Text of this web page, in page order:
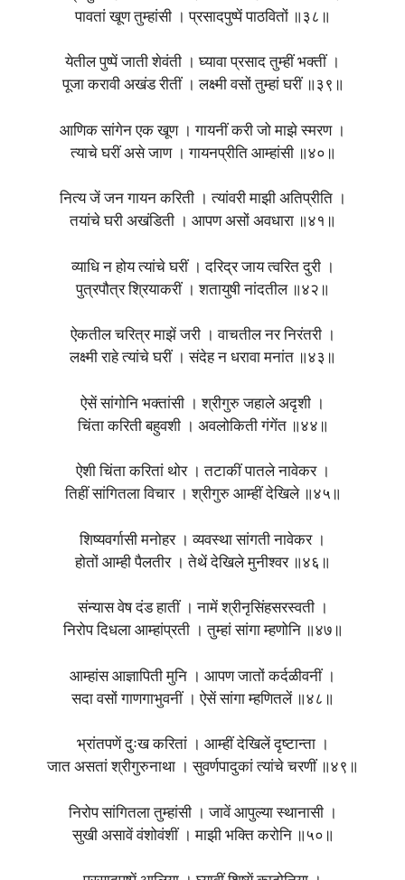
पावतां खूण तुम्हांसी । प्रसादपुष्पें पाठवितों ॥३८॥
येतील पुष्पें जाती शेवंती । घ्यावा प्रसाद तुम्हीं भक्तीं ।
पूजा करावी अखंड रीतीं । लक्ष्मी वसों तुम्हां घरीं ॥३९॥
आणिक सांगेन एक खूण । गायनीं करी जो माझे स्मरण ।
त्याचे घरीं असे जाण । गायनप्रीति आम्हांसी ॥४०॥
नित्य जें जन गायन करिती । त्यांवरी माझी अतिप्रीति ।
तयांचे घरी अखंडिती । आपण असों अवधारा ॥४१॥
व्याधि न होय त्यांचे घरीं । दरिद्र जाय त्वरित दुरी ।
पुत्रपौत्र श्रियाकरीं । शतायुषी नांदतील ॥४२॥
ऐकतील चरित्र माझें जरी । वाचतील नर निरंतरी ।
लक्ष्मी राहे त्यांचे घरीं । संदेह न धरावा मनांत ॥४३॥
ऐसें सांगोनि भक्तांसी । श्रीगुरु जहाले अदृशी ।
चिंता करिती बहुवशी । अवलोकिती गंगेंत ॥४४॥
ऐशी चिंता करितां थोर । तटाकीं पातले नावेकर ।
तिहीं सांगितला विचार । श्रीगुरु आम्हीं देखिले ॥४५॥
शिष्यवर्गासी मनोहर । व्यवस्था सांगती नावेकर ।
होतों आम्ही पैलतीर । तेथें देखिले मुनीश्वर ॥४६॥
संन्यास वेष दंड हातीं । नामें श्रीनृसिंहसरस्वती ।
निरोप दिधला आम्हांप्रती । तुम्हां सांगा म्हणोनि ॥४७॥
आम्हांस आज्ञापिती मुनि । आपण जातों कर्दळीवनीं ।
सदा वसों गाणगाभुवनीं । ऐसें सांगा म्हणितलें ॥४८॥
भ्रांतपणें दुःख करितां । आम्हीं देखिलें दृष्‍टान्ता ।
जात असतां श्रीगुरुनाथा । सुवर्णपादुकां त्यांचे चरणीं ॥४९॥
निरोप सांगितला तुम्हांसी । जावें आपुल्या स्थानासी ।
सुखी असावें वंशोवंशीं । माझी भक्ति करोनि ॥५०॥